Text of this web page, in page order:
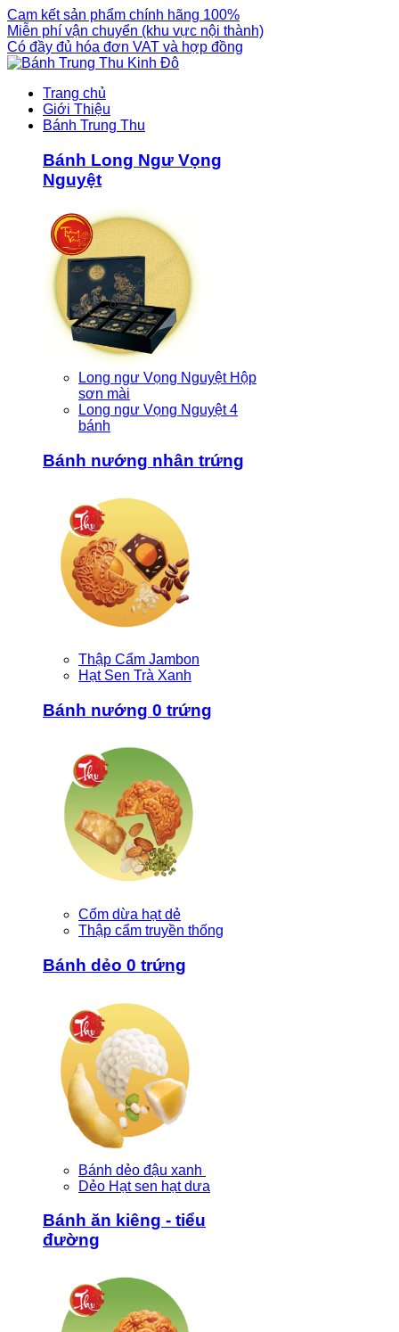
Cam kết sản phẩm chính hãng 100%
Miễn phí vận chuyển (khu vực nội thành)
Có đầy đủ hóa đơn VAT và hợp đồng
Trang chủ
Giới Thiệu
Bánh Trung Thu
Bánh Long Ngư Vọng
Nguyệt
Long ngư Vọng Nguyệt Hộp
sơn mài
Long ngư Vọng Nguyệt 4
bánh
Bánh nướng nhân trứng
Thập Cẩm Jambon
Hạt Sen Trà Xanh
Bánh nướng 0 trứng
Cốm dừa hạt dẻ
Thập cẩm truyền thống
Bánh dẻo 0 trứng
Bánh dẻo đậu xanh
Dẻo Hạt sen hạt dưa
Bánh ăn kiêng - tiểu
đường